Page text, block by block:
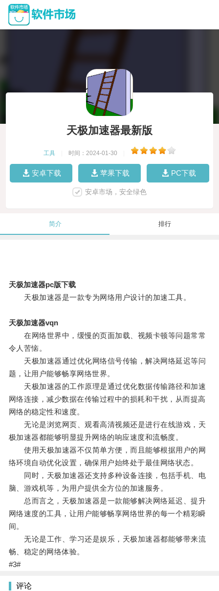
天极加速器最新版
工具 时间：2024-01-30
安卓下载 苹果下载 PC下载
安卓市场，安全绿色
简介 排行
天极加速器pc版下载
天极加速器是一款专为网络用户设计的加速工具。
天极加速器vqn
在网络世界中，缓慢的页面加载、视频卡顿等问题常常
令人苦恼。
天极加速器通过优化网络信号传输，解决网络延迟等问
题，让用户能够畅享网络世界。
天极加速器的工作原理是通过优化数据传输路径和加速
网络连接，减少数据在传输过程中的损耗和干扰，从而提高
网络的稳定性和速度。
无论是浏览网页、观看高清视频还是进行在线游戏，天
极加速器都能够明显提升网络的响应速度和流畅度。
使用天极加速器不仅简单方便，而且能够根据用户的网
络环境自动优化设置，确保用户始终处于最佳网络状态。
同时，天极加速器还支持多种设备连接，包括手机、电
脑、游戏机等，为用户提供全方位的加速服务。
总而言之，天极加速器是一款能够解决网络延迟、提升
网络速度的工具，让用户能够畅享网络世界的每一个精彩瞬
间。
无论是工作、学习还是娱乐，天极加速器都能够带来流
畅、稳定的网络体验。
#3#
评论